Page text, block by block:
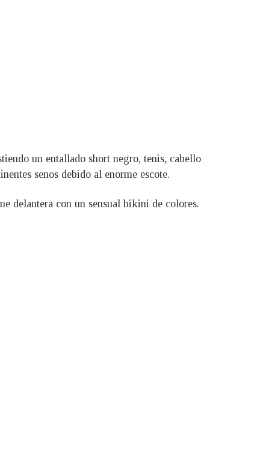
un entallado short negro, tenis, cabello
senos debido al enorme escote.
delantera con un sensual bikini de colores.